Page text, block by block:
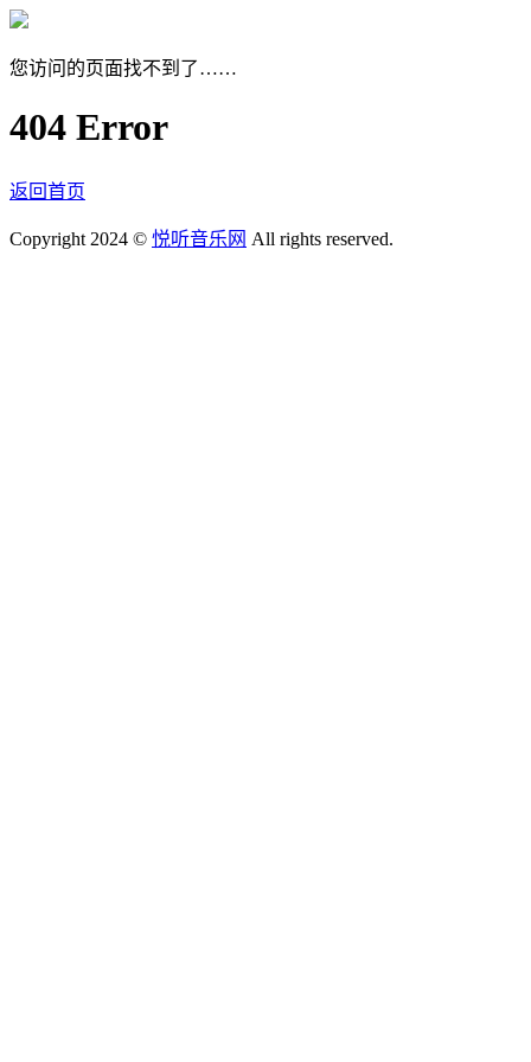
您访问的页面找不到了……
404 Error
返回首页
Copyright 2024 © 悦听音乐网 All rights reserved.